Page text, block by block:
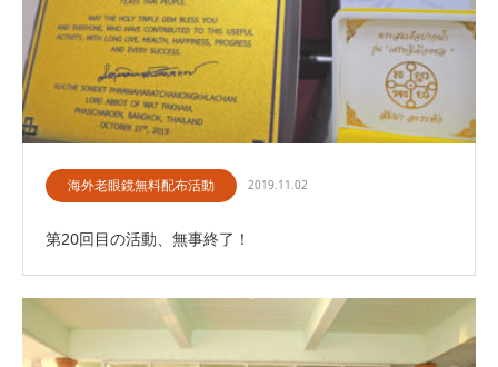
海外老眼鏡無料配布活動 2019.11.02
第20回目の活動、無事終了！